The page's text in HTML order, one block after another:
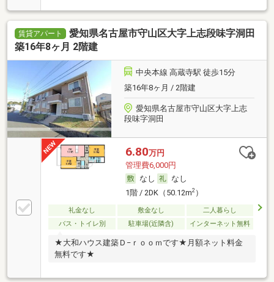
賃貸アパート
愛知県名古屋市守山区大字上志段味字洞田
築16年8ヶ月 2階建
中央本線 高蔵寺駅 徒歩15分
築16年8ヶ月 / 2階建
愛知県名古屋市守山区大字上志
段味字洞田
6.80万円
管理費6,000円
なし
なし
1階 / 2DK（50.12m2）
礼金なし 敷金なし
二人暮らし
バス・トイレ別
駐車場(近隣含) インターネット無料
★大和ハウス建築Ｄ−ｒｏｏｍです★月額ネット料金
無料です★